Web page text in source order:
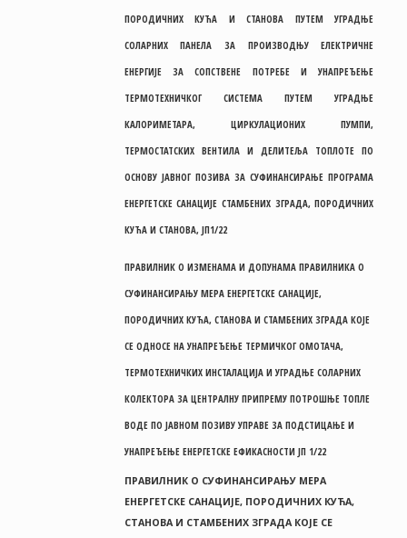
ПОРОДИЧНИХ КУЋА И СТАНОВА ПУТЕМ УГРАДЊЕ
СОЛАРНИХ ПАНЕЛА ЗА ПРОИЗВОДЊУ ЕЛЕКТРИЧНЕ
ЕНЕРГИЈЕ ЗА СОПСТВЕНЕ ПОТРЕБЕ И УНАПРЕЂЕЊЕ
ТЕРМОТЕХНИЧКОГ СИСТЕМА ПУТЕМ УГРАДЊЕ
КАЛОРИМЕТАРА, ЦИРКУЛАЦИОНИХ ПУМПИ,
ТЕРМОСТАТСКИХ ВЕНТИЛА И ДЕЛИТЕЉА ТОПЛОТЕ ПО
ОСНОВУ ЈАВНОГ ПОЗИВА ЗА СУФИНАНСИРАЊЕ ПРОГРАМА
ЕНЕРГЕТСКЕ САНАЦИЈЕ СТАМБЕНИХ ЗГРАДА, ПОРОДИЧНИХ
КУЋА И СТАНОВА, ЈП1/22
ПРАВИЛНИК О ИЗМЕНАМА И ДОПУНАМА ПРАВИЛНИКА О
СУФИНАНСИРАЊУ МЕРА ЕНЕРГЕТСКЕ САНАЦИЈЕ,
ПОРОДИЧНИХ КУЋА, СТАНОВА И СТАМБЕНИХ ЗГРАДА КОЈЕ
СЕ ОДНОСЕ НА УНАПРЕЂЕЊЕ ТЕРМИЧКОГ ОМОТАЧА,
ТЕРМОТЕХНИЧКИХ ИНСТАЛАЦИЈА И УГРАДЊЕ СОЛАРНИХ
КОЛЕКТОРА ЗА ЦЕНТРАЛНУ ПРИПРЕМУ ПОТРОШЊЕ ТОПЛЕ
ВОДЕ ПО ЈАВНОМ ПОЗИВУ УПРАВЕ ЗА ПОДСТИЦАЊЕ И
УНАПРЕЂЕЊЕ ЕНЕРГЕТСКЕ ЕФИКАСНОСТИ ЈП 1/22
ПРАВИЛНИК О СУФИНАНСИРАЊУ МЕРА
ЕНЕРГЕТСКЕ САНАЦИЈЕ, ПОРОДИЧНИХ КУЋА,
СТАНОВА И СТАМБЕНИХ ЗГРАДА КОЈЕ СЕ